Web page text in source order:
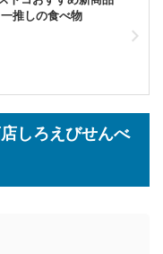
推しの食べ物
しろえびせんべ